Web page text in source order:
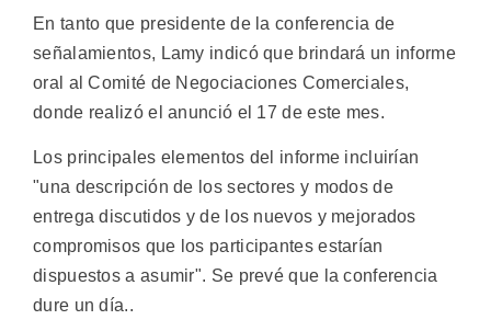
En tanto que presidente de la conferencia de
señalamientos, Lamy indicó que brindará un informe
oral al Comité de Negociaciones Comerciales,
donde realizó el anunció el 17 de este mes.
Los principales elementos del informe incluirían
"una descripción de los sectores y modos de
entrega discutidos y de los nuevos y mejorados
compromisos que los participantes estarían
dispuestos a asumir". Se prevé que la conferencia
dure un día..